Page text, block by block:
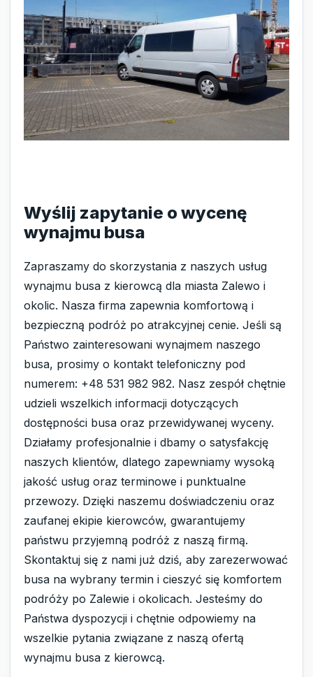
Wyślij zapytanie o wycenę
wynajmu busa
Zapraszamy do skorzystania z naszych usług
wynajmu busa z kierowcą dla miasta Zalewo i
okolic. Nasza firma zapewnia komfortową i
bezpieczną podróż po atrakcyjnej cenie. Jeśli są
Państwo zainteresowani wynajmem naszego
busa, prosimy o kontakt telefoniczny pod
numerem: +48 531 982 982. Nasz zespół chętnie
udzieli wszelkich informacji dotyczących
dostępności busa oraz przewidywanej wyceny.
Działamy profesjonalnie i dbamy o satysfakcję
naszych klientów, dlatego zapewniamy wysoką
jakość usług oraz terminowe i punktualne
przewozy. Dzięki naszemu doświadczeniu oraz
zaufanej ekipie kierowców, gwarantujemy
państwu przyjemną podróż z naszą firmą.
Skontaktuj się z nami już dziś, aby zarezerwować
busa na wybrany termin i cieszyć się komfortem
podróży po Zalewie i okolicach. Jesteśmy do
Państwa dyspozycji i chętnie odpowiemy na
wszelkie pytania związane z naszą ofertą
wynajmu busa z kierowcą.